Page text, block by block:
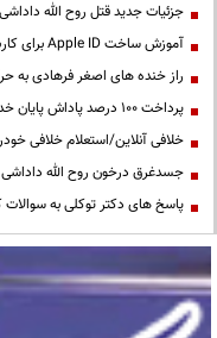
جزئیات جدید قتل روح الله داداشی
آموزش ساخت Apple ID برای کاربران ایرانی
راز خنده های اصغر فرهادی به
پرداخت ۱۰۰ درصد پاداش پایان خدمت فرهنگیان
خلافی آنلاین/استعلام خلافی
جسدغرق درخون روح الله
پاسخ های دکتر توکلی به سوالات